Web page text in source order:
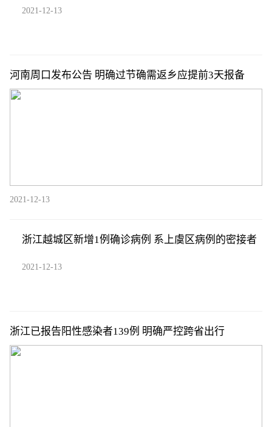
2021-12-13
河南周口发布公告 明确过节确需返乡应提前3天报备
2021-12-13
浙江越城区新增1例确诊病例 系上虞区病例的密接者
2021-12-13
浙江已报告阳性感染者139例 明确严控跨省出行